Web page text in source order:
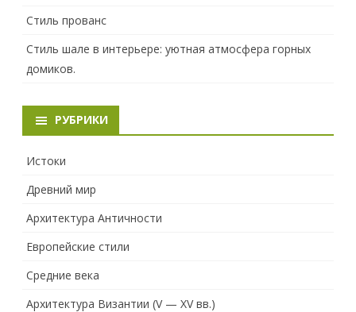
Стиль прованс
Стиль шале в интерьере: уютная атмосфера горных
домиков.
РУБРИКИ
Истоки
Древний мир
Архитектура Античности
Европейские стили
Средние века
Архитектура Византии (V — XV вв.)